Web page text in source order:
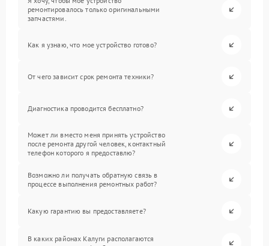
ремонтировалось только оригинальными
запчастями.
Как я узнаю, что мое устройство готово?
От чего зависит срок ремонта техники?
Диагностика проводится бесплатно?
Может ли вместо меня принять устройство
после ремонта другой человек, контактный
телефон которого я предоставлю?
Возможно ли получать обратную связь в
процессе выполнения ремонтных работ?
Какую гарантию вы предоставляете?
В каких районах Калуги располагаются